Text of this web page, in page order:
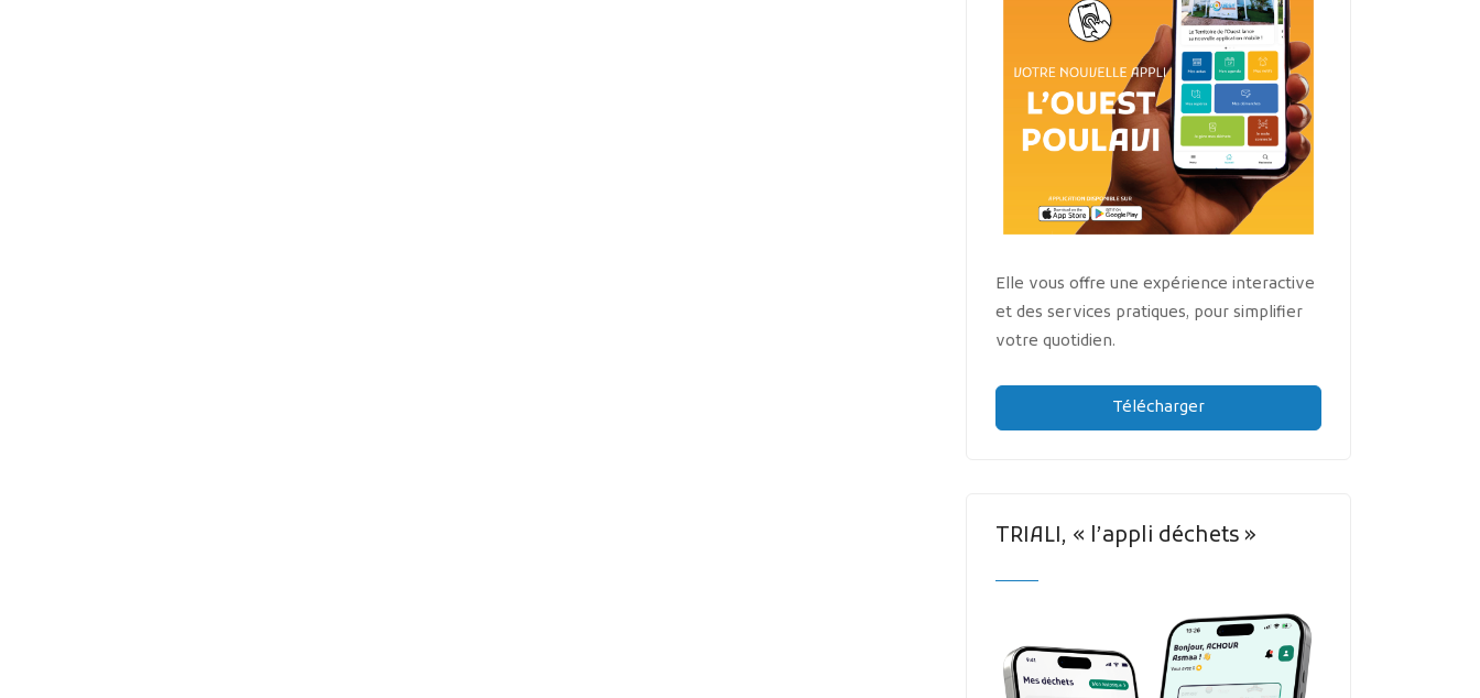
Elle vous offre une expérience interactive
et des services pratiques, pour simplifier
votre quotidien.
Télécharger
TRIALI, « l’appli déchets »